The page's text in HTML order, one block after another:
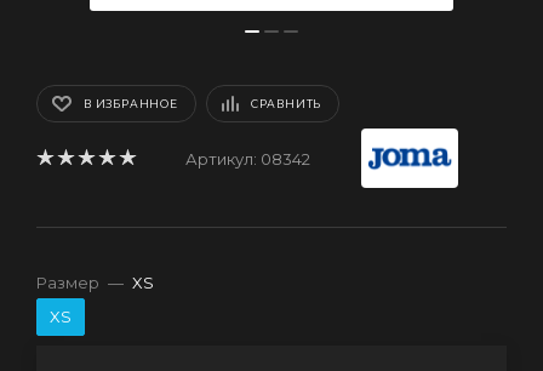
В ИЗБРАННОЕ СРАВНИТЬ
Артикул: 08342
Размер — XS
XS